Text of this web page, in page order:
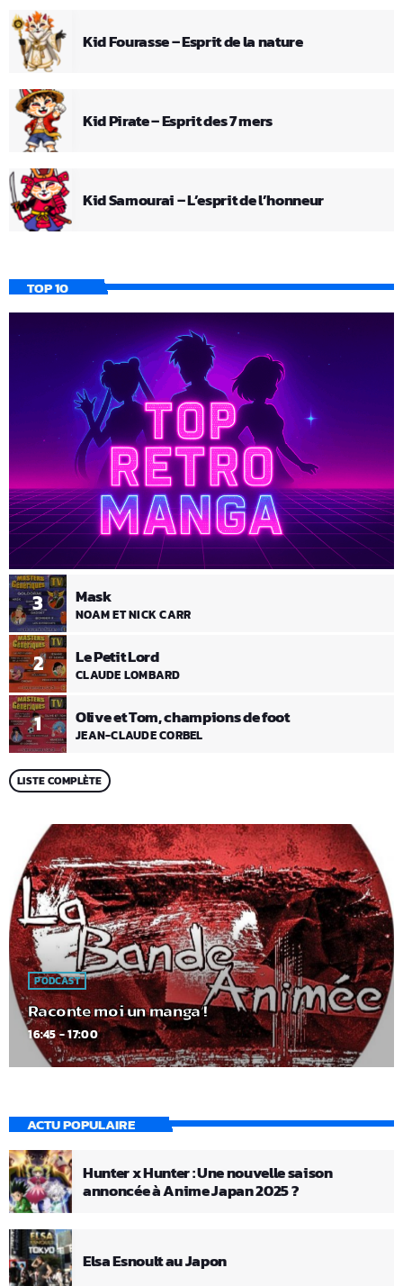
Kid Fourasse – Esprit de la nature
Kid Pirate – Esprit des 7 mers
Kid Samourai – L’esprit de l’honneur
TOP 10
1 Olive et Tom, champions de foot
JEAN-CLAUDE CORBEL
2 Le Petit Lord
CLAUDE LOMBARD
3 Mask
NOAM ET NICK CARR
LISTE COMPLÈTE
PODCAST
Raconte moi un manga !
16:45 - 17:00
ACTU POPULAIRE
Hunter x Hunter : Une nouvelle saison
annoncée à Anime Japan 2025 ?
Elsa Esnoult au Japon